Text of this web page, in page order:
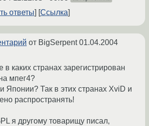
ответы Ссылка
от BigSerpent01.04.2004
в каких странах зарегистрирован
мпег4?
Так в этих странах XviD и
распространять!
я другому товарищу писал,